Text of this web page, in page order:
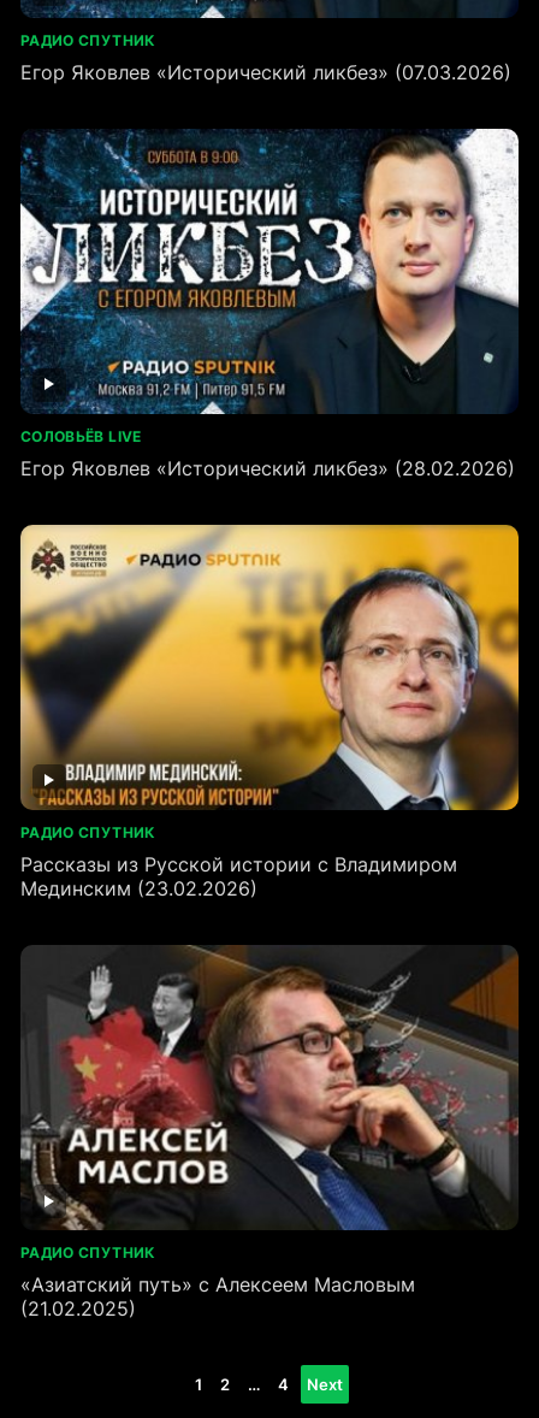
РАДИО СПУТНИК
Егор Яковлев «Исторический ликбез» (07.03.2026)
СОЛОВЬЁВ LIVE
Егор Яковлев «Исторический ликбез» (28.02.2026)
РАДИО СПУТНИК
Рассказы из Русской истории с Владимиром
Мединским (23.02.2026)
РАДИО СПУТНИК
«Азиатский путь» с Алексеем Масловым
(21.02.2025)
1 2 … 4 Next